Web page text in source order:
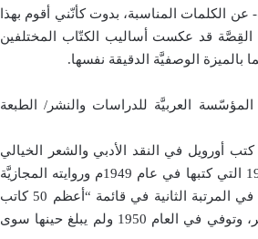
الكلمات المناسبة، بدوت كأنّني أقوم بهذا
القِصَّة قد عكست أساليب الكتّاب المختلفين
بالميزة الوصفيَّة الدقيقة نفسها.
العربيَّة للدراسات والنشر/ الطبعة
أورويل: هو صحافي وروائي بريطاني، ولد في عام 1903. كتب أورويل في النقد الأدبي والشعر الخيالي
والصحافة الجدلية. أكثر عمل عرف به هو عمله الديستوبي رواية 1984 التي كتبها في عام 1949م وروايته المجازيَّة
مزرعة الحيوان عام 1945م . في عام 2008م وضعته صحيفة التايمز في المرتبة الثانية في قائمة “أعظم 50 كاتب
بريطاني منذ عام 1945″،عانى أورويل من مرض السل في وقت مبكر، وتوفي في العام 1950 ولم يبلغ حينها سوى